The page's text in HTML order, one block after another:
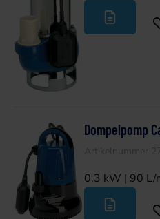
Dompelpomp
0.3 kW | 90